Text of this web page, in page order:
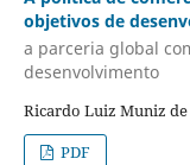
objetivos de
a parceria global
desenvolvimento
Ricardo Luiz Muniz
PDF